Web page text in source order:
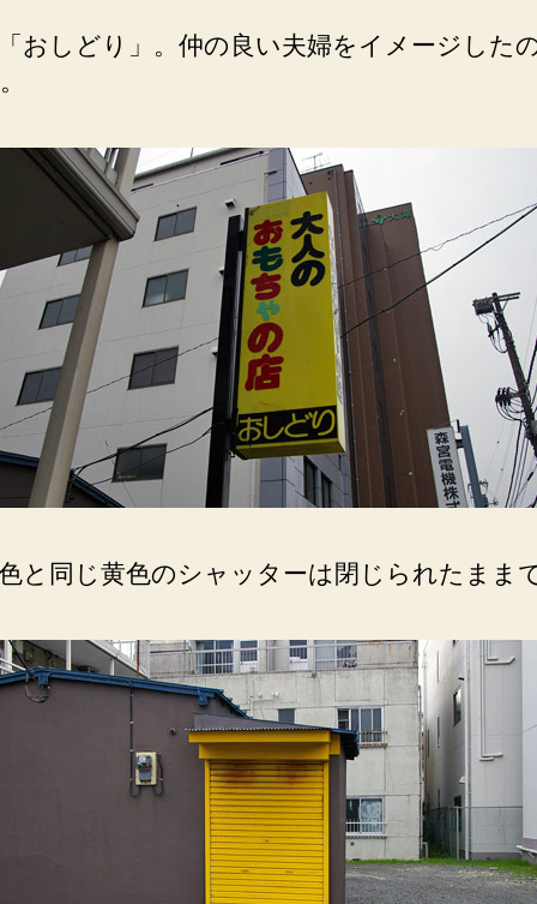
おしどり」。仲の良い夫婦をイメージした
と同じ黄色のシャッターは閉じられたまま